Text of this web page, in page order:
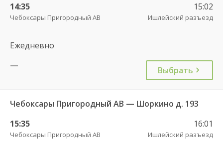
14:35
Чебоксары Пригородный АВ
15:02
Ишлейский разъезд
Ежедневно
—
Выбрать
Чебоксары Пригородный АВ — Шоркино д. 193
15:35
Чебоксары Пригородный АВ
16:01
Ишлейский разъезд